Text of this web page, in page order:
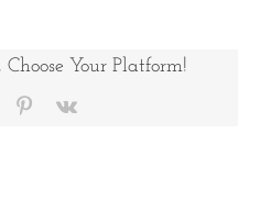
Your Platform!
Pinterest
Vk